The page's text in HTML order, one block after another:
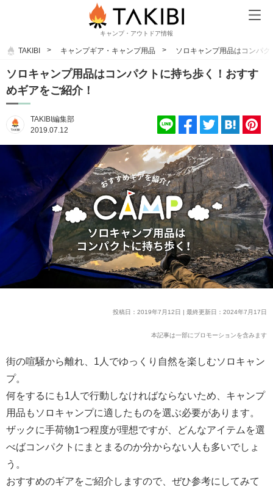
キャンプ・アウトドア情報
TAKIBI キャンプギア・キャンプ用品 ソロキャンプ用品はコンパ
ソロキャンプ用品はコンパクトに持ち歩く！おすす
めギアをご紹介！
TAKIBI編集部
2019.07.12
投稿日：2019年7月12日 | 最終更新日：2024年7月17日
本記事は一部にプロモーションを含みます
街の喧騒から離れ、1人でゆっくり自然を楽しむソロキャン
プ。
何をするにも1人で行動しなければならないため、キャンプ
用品もソロキャンプに適したものを選ぶ必要があります。
ザックに手荷物1つ程度が理想ですが、どんなアイテムを選
べばコンパクトにまとまるのか分からない人も多いでしょ
う。
おすすめのギアをご紹介しますので、ぜひ参考にしてみて